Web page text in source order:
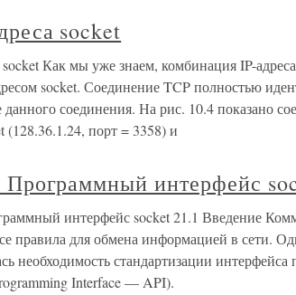
socket
Как мы уже знаем, комбинация IP-
socket. Соединение TCP полностью
соединения. На рис. 10.4 показано
(128.36.1.24, порт = 3358) и
Программный интерфейс
интерфейс socket 21.1 Введение
правила для обмена информацией в сети.
необходимость стандартизации
Interface — API).